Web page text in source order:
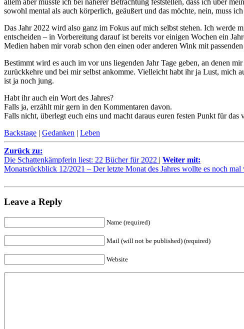
sowohl mental als auch körperlich, geäußert und das möchte, nein, muss
Das Jahr 2022 wird also ganz im Fokus auf mich selbst stehen. Ich werde
entscheiden – in Vorbereitung darauf ist bereits vor einigen Wochen ein
Medien haben mir vorab schon den einen oder anderen Wink mit
Bestimmt wird es auch im vor uns liegenden Jahr Tage geben, an denen
zurückkehre und bei mir selbst ankomme. Vielleicht habt ihr ja Lust, mich
ist ja noch jung.
Habt ihr auch ein Wort des Jahres?
Falls ja, erzählt mir gern in den Kommentaren davon.
Falls nicht, überlegt euch eins und macht daraus euren festen Punkt für das
Backstage | Gedanken | Leben
Zurück zu:
Die Schattenkämpferin liest: 22 Bücher für 2022 | Weiter mit:
Monatsrückblick 12/2021 – Der letzte Monat des Jahres wollte es noch mal
Leave a Reply
Name (required)
Mail (will not be published) (required)
Website